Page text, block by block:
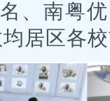
、南粤
居区各